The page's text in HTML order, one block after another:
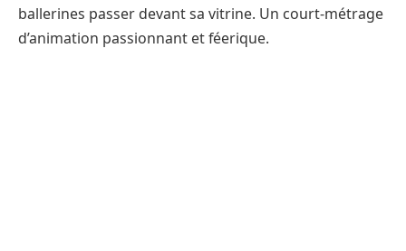
ballerines passer devant sa vitrine. Un court-métrage
d’animation passionnant et féerique.